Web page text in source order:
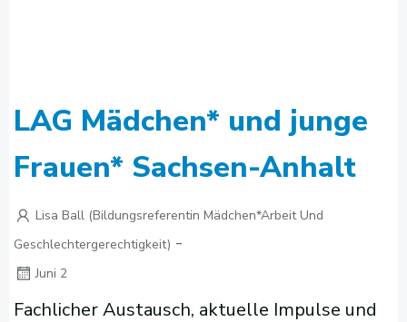
LAG Mädchen* und junge
Frauen* Sachsen-Anhalt
Lisa Ball (Bildungsreferentin Mädchen*arbeit Und
Geschlechtergerechtigkeit) -
Juni 2
Fachlicher Austausch, aktuelle Impulse und